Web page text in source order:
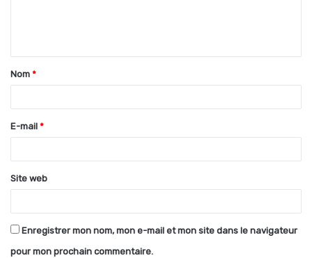
t
a
e
*
Nom *
E-mail *
Site web
Enregistrer mon nom, mon e-mail et mon site dans le navigateur
pour mon prochain commentaire.